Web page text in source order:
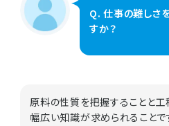
Q. 仕事の難しさ
すか？
原料の性質を把握することと工
幅広い知識が求められることで